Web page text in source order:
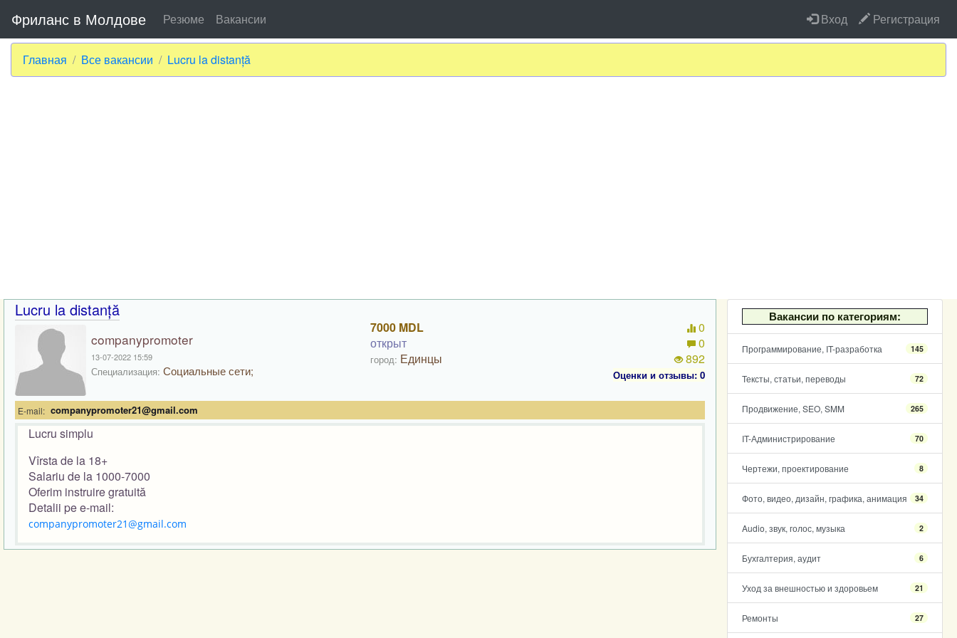
Фриланс в Молдове Резюме Вакансии Вход Регистрация
Главная Все вакансии Lucru la distanță
Вакансии по категориям:
Программирование, IT-разработка 145
Тексты, статьи, переводы 72
Продвижение, SEO, SMM 265
IT-Администрирование 70
Чертежи, проектирование 8
Фото, видео, дизайн, графика, анимация 34
Audio, звук, голос, музыка 2
Бухгалтерия, аудит 6
Уход за внешностью и здоровьем 21
Ремонты 27
Lucru la distanță
companypromoter
13-07-2022 15:59
Специализация: Социальные сети;
7000 MDL
открыт
город: Единцы
0
0
892
Оценки и отзывы: 0
E-mail: companypromoter21@gmail.com
Lucru simplu
Vîrsta de la 18+
Salariu de la 1000-7000
Oferim instruire gratuită
Detalii pe e-mail:
companypromoter21@gmail.com